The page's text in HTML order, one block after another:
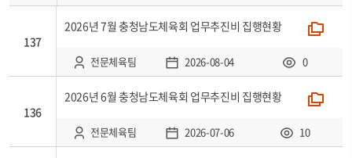
등
회
137
2026년 7월 충청남 도체육회 업무추진비 집행현황
전문체육팀 2026-08-04 0
136
2026년 6월 충청남 도체육회 업무추진비 집행현황
전문체육팀 2026-07-06 10